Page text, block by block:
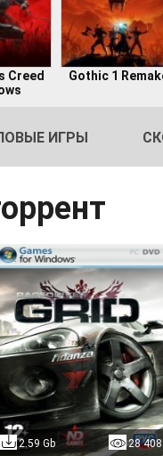
Creed
Gothic 1
ИГРЫ
2.59 Gb 28 408